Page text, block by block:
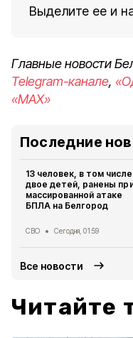
Выделите ее и
Главные новости
Telegram-канале,
«MAX»
Последние
13 человек, в том числе
двое детей, ранены
массированной атаке
БПЛА на Белгород
СВО Сегодня, 01:59
Все новости
Читайте